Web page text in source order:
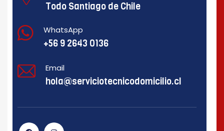
Todo Santiago de Chile
WhatsApp
+56 9 2643 0136
Email
hola@serviciotecnicodomicilio.cl